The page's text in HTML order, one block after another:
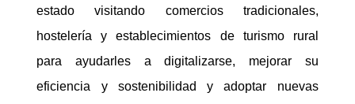
estado visitando comercios tradicionales,
hostelería y establecimientos de turismo rural
para ayudarles a digitalizarse, mejorar su
eficiencia y sostenibilidad y adoptar nuevas